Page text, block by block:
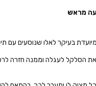
מראש
בעיקר לאלו שנוסעים עם
הסלקל לעגלה וממנה חזרה